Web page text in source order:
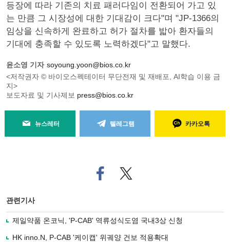
등장에 따라 기존의 치료 패러다임이 전환되어 가고 있
는 만큼 그 시장성에 대한 기대감이 크다"며 "JP-1366의
임상을 신속하게 완료하고 허가 절차를 밟아 환자들의
기대에 충족할 수 있도록 노력하겠다"고 말했다.
윤소영 기자 soyoung.yoon@bios.co.kr
<저작권자 © 바이오스펙테이터 무단전재 및 재배포, AI학습 이용 금
지>
보도자료 및 기사제보 press@bios.co.kr
뉴스레터 텔레그램 카카오톡
페
이
로
기
사
트위
터로
관련기사
제일약품 온코닉, 'P-CAB' 역류성식도염 국내3상 신청
HK inno.N, P-CAB '케이캡' 위궤양 건보 적용확대